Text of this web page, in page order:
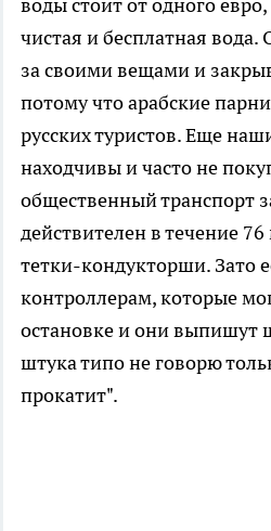
воды стоит от одного
чистая и бесплатная вода.
за своими вещами и
потому что арабские
русских туристов. Еще
находчивы и часто не
общественный транспорт
действителен в течение
тетки-кондукторши. Зато
контроллерам, которые
остановке и они выпишут
штука типо не говорю
прокатит".